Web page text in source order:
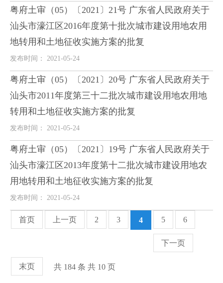
粤府土审（05）〔2021〕21号 广东省人民政府关于
汕头市濠江区2016年度第十批次城市建设用地农用
地转用和土地征收实施方案的批复
发布时间： 2021-05-24
粤府土审（05）〔2021〕20号 广东省人民政府关于
汕头市2011年度第三十二批次城市建设用地农用地
转用和土地征收实施方案的批复
发布时间： 2021-05-24
粤府土审（05）〔2021〕19号 广东省人民政府关于
汕头市濠江区2013年度第十二批次城市建设用地农
用地转用和土地征收实施方案的批复
发布时间： 2021-05-24
首页 上一页 2 3 4 5 6
下一页
末页 共 184 条 共 10 页